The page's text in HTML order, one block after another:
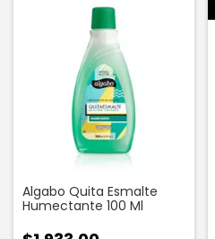
Algabo Quita Esmalte
Humectante 100 Ml